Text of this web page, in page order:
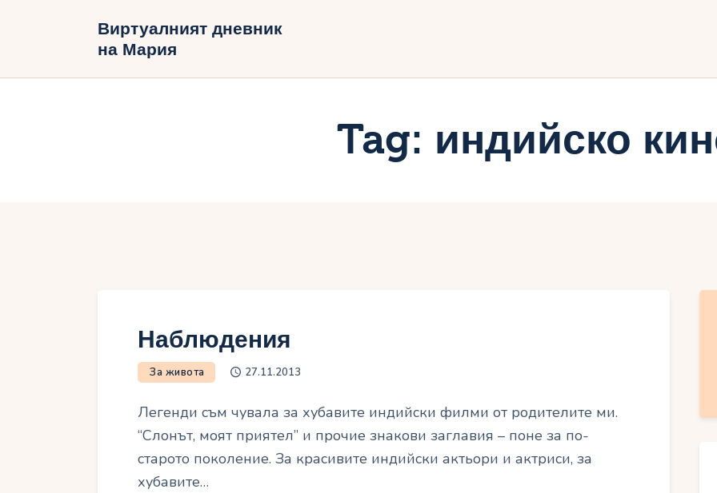
Виртуалният дневник
на Мария
Tag: индийско
Виртуалният дневник на
Наблюдения
За живота 27.11.2013
Легенди съм чувала за хубавите индийски филми от родителите ми.
“Слонът, моят приятел” и прочие знакови заглавия – поне за по-
старото поколение. За красивите индийски актьори и актриси, за
хубавите…